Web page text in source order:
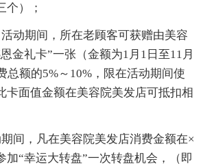
个）；
期间，所在老顾客可获赠由美容
金礼卡”一张（金额为1月1日至11月
总额的5%～10%，限在活动期间使
卡面值金额在美容院美发店可抵扣相
，凡在美容院美发店消费金额在×
加“幸运大转盘”一次转盘机会，（即